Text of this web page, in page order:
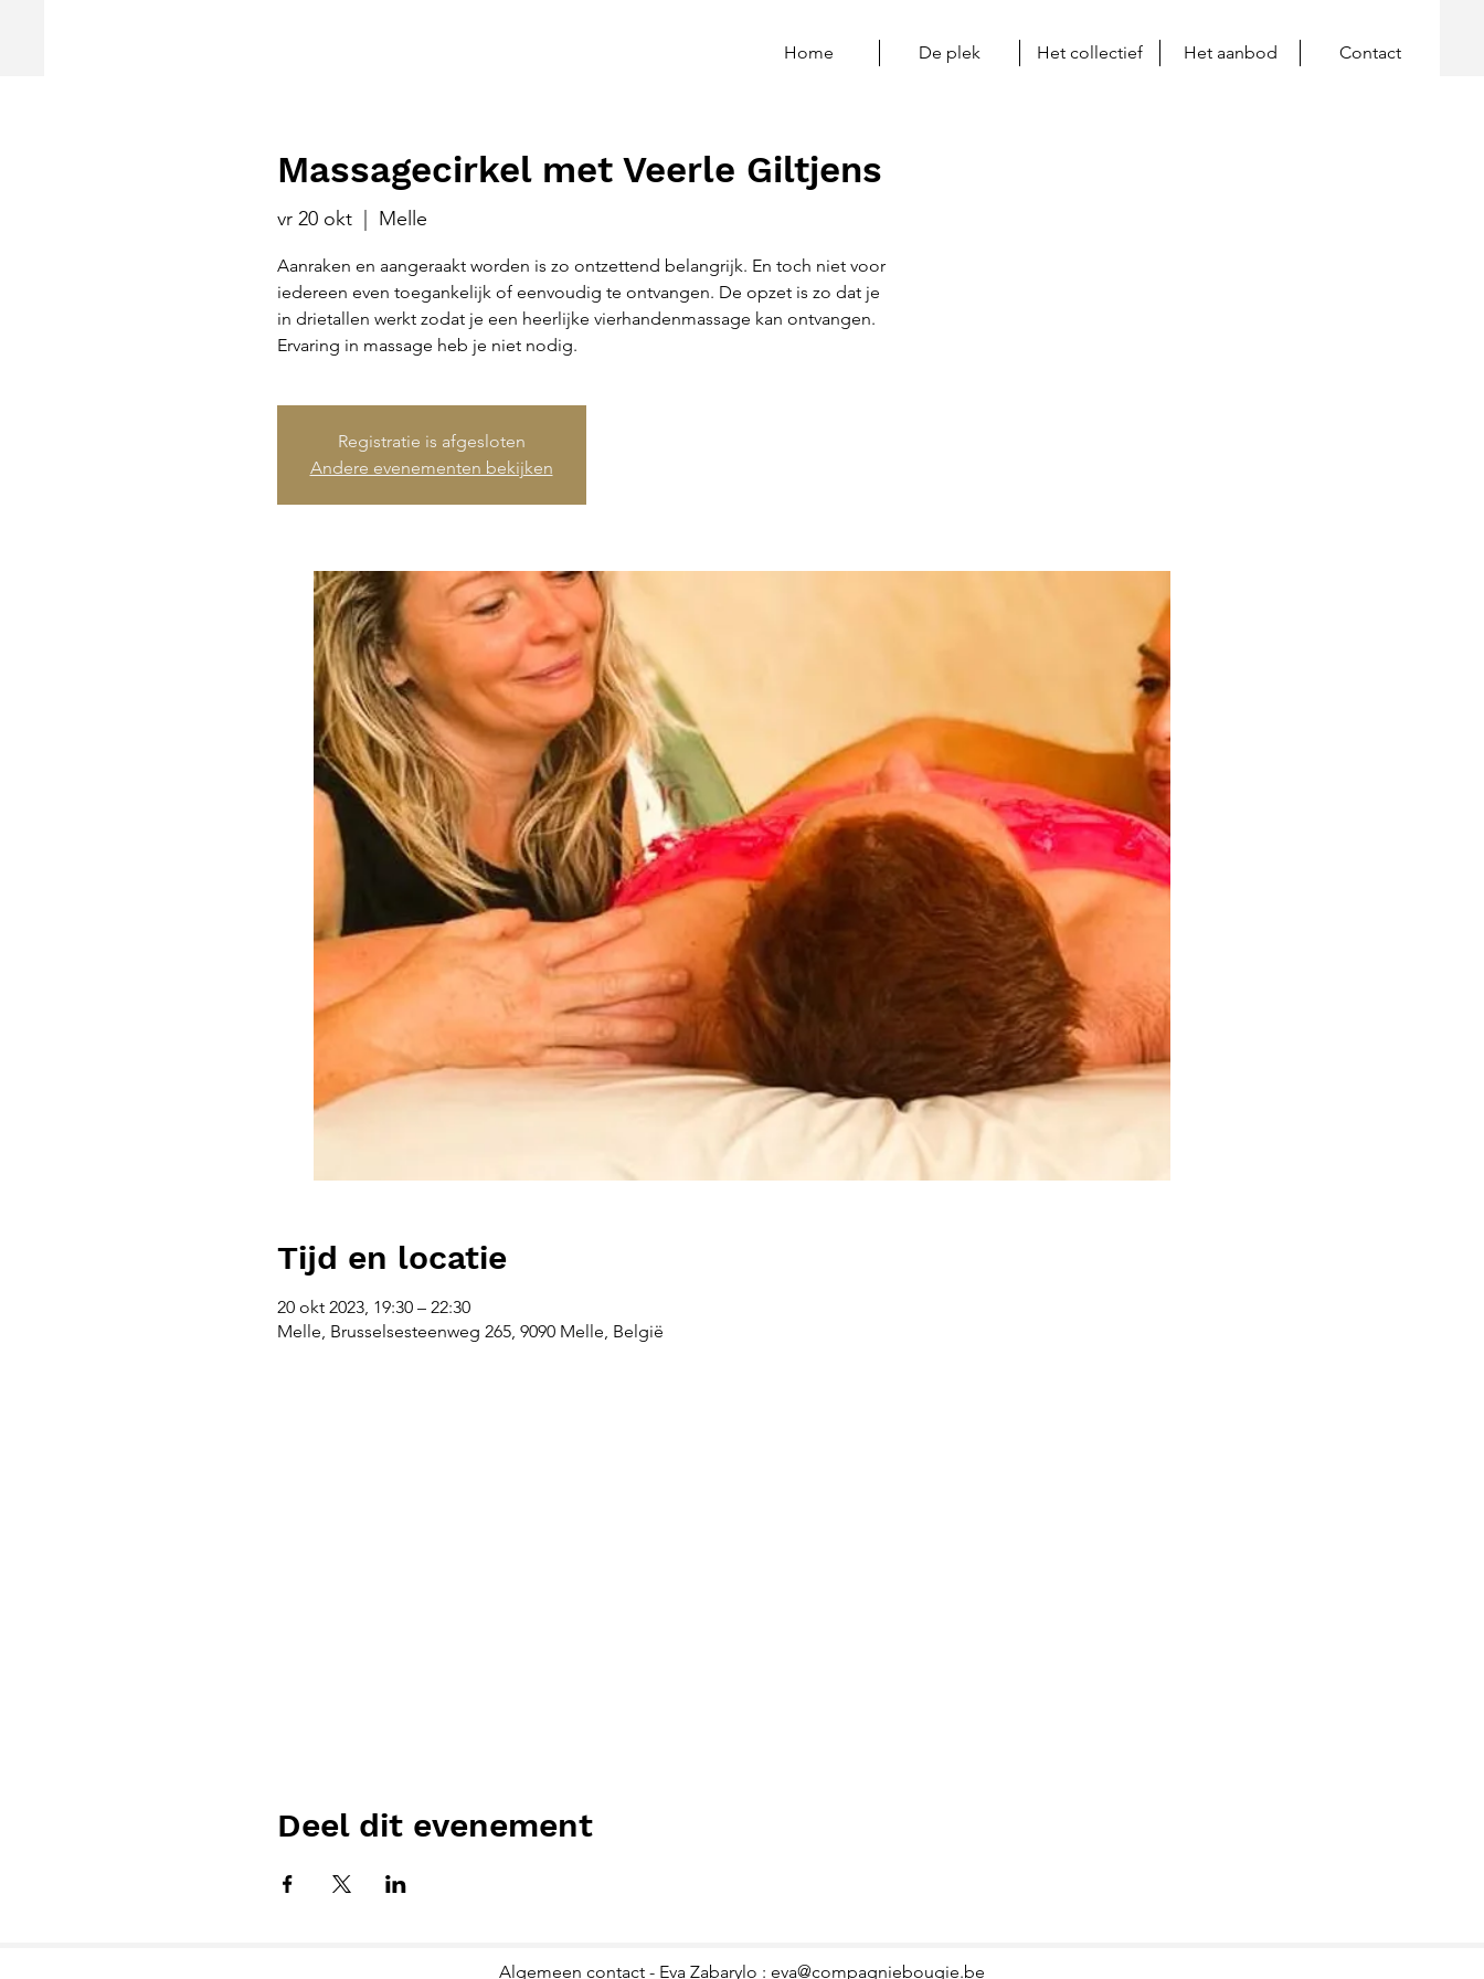
Home De plek Het collectief Het aanbod Contact
Massagecirkel met Veerle Giltjens
vr 20 okt
  |
Melle
Aanraken en aangeraakt worden is zo ontzettend belangrijk. En toch niet voor
iedereen even toegankelijk of eenvoudig te ontvangen. De opzet is zo dat je
in drietallen werkt zodat je een heerlijke vierhandenmassage kan ontvangen.
Ervaring in massage heb je niet nodig.
Registratie is afgesloten
Andere evenementen bekijken
Tijd en locatie
20 okt 2023, 19:30 – 22:30
Melle, Brusselsesteenweg 265, 9090 Melle, België
Deel dit evenement
Algemeen contact - Eva Zabarylo : eva@compagniebougie.be